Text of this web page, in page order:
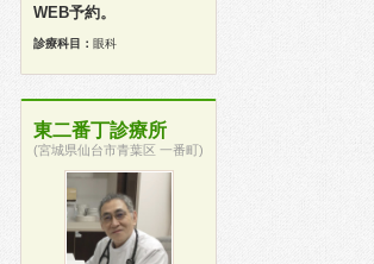
WEB予約。
診療科目： 眼科
東二番丁診療所
(宮城県仙台市青葉区 一番町)